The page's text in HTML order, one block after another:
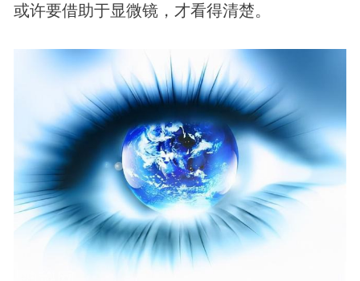
或许要借助于显微镜，才看得清楚。